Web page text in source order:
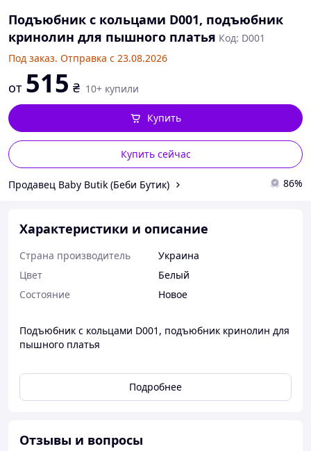
Подъюбник с кольцами D001, подъюбник
кринолин для пышного платья Код: D001
Под заказ. Отправка с 23.08.2026
от 515 ₴ 10+ купили
Купить сейчас
Купить
Продавец Baby Butik (Беби Бутик) 86%
Характеристики и описание
Страна производитель
Украина
Цвет
Белый
Состояние
Новое
Подъюбник с кольцами D001, подъюбник кринолин для
пышного платья
Подробнее
Отзывы и вопросы